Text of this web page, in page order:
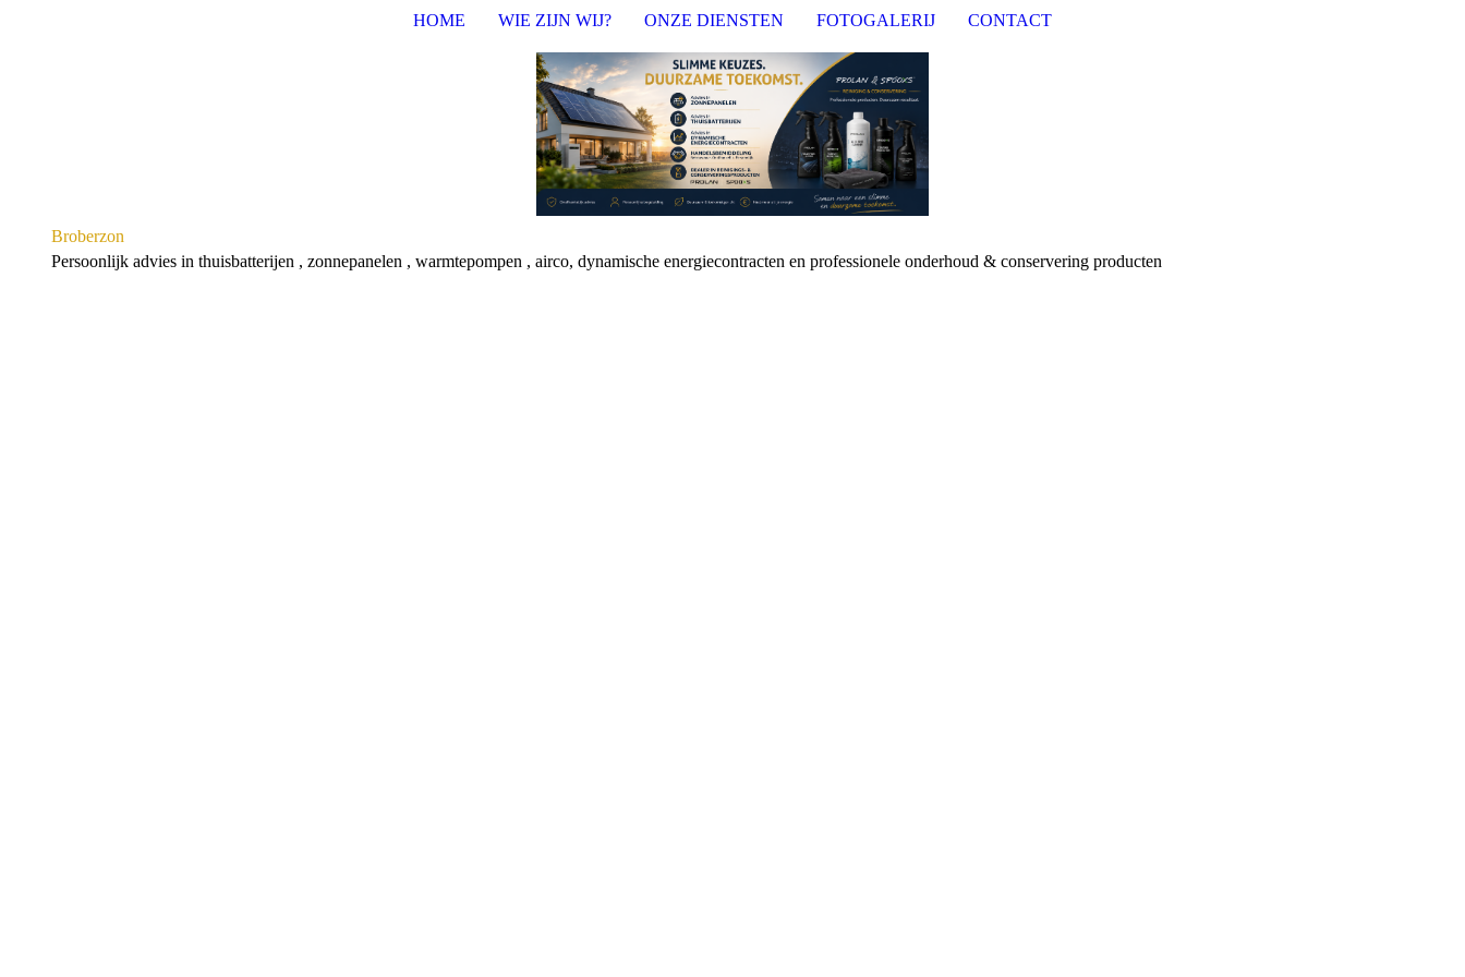
HOME WIE ZIJN WIJ? ONZE DIENSTEN FOTOGALERIJ CONTACT
Broberzon
Persoonlijk advies in thuisbatterijen , zonnepanelen , warmtepompen , airco, dynamische energiecontracten en professionele onderhoud & conservering producten